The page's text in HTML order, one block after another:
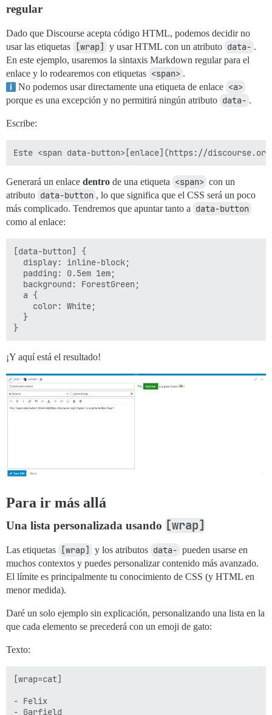
regular
Dado que Discourse acepta código HTML, podemos decidir no
usar las etiquetas
[wrap] y usar HTML con un atributo data- .
En este ejemplo, usaremos la sintaxis Markdown regular para el
enlace y lo rodearemos con etiquetas <span> .
No podemos usar directamente una etiqueta de enlace <a>
porque es una excepción y no permitirá ningún atributo data- .
Escribe:
Generará un enlace dentro de una etiqueta <span> con un
atributo data-button , lo que significa que el CSS será un poco
más complicado. Tendremos que apuntar tanto a data-button
como al enlace:
[data-button] {
  display: inline-block;
  padding: 0.5em 1em;
  background: ForestGreen;
  a {
    color: White;
  }
¡Y aquí está el resultado!
Para ir más allá
Una lista personalizada usando [wrap]
Las etiquetas [wrap] y los atributos data- pueden usarse en
muchos contextos y puedes personalizar contenido más avanzado.
El límite es principalmente tu conocimiento de CSS (y HTML en
menor medida).
Daré un solo ejemplo sin explicación, personalizando una lista en la
que cada elemento se precederá con un emoji de gato:
Texto:
[wrap=cat]
- Felix
- Garfield